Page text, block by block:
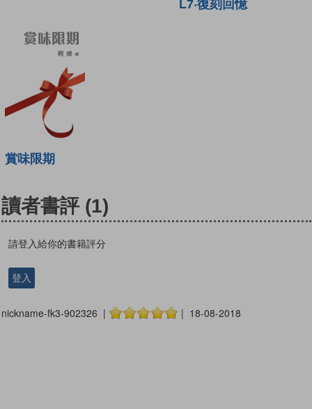
L7‧復刻回憶
賞味限期
讀者書評 (1)
請登入給你的書籍評分
登入
nickname-fk3-902326 | | 18-08-2018